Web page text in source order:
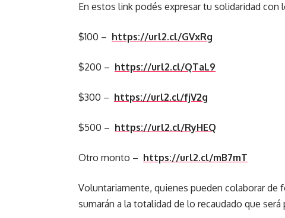
En estos link podés expresar tu solidaridad con
$100 – https://url2.cl/GVxRg
$200 – https://url2.cl/QTaL9
$300 – https://url2.cl/fjV2g
$500 – https://url2.cl/RyHEQ
Otro monto – https://url2.cl/mB7mT
Voluntariamente, quienes pueden colaborar de
sumarán a la totalidad de lo recaudado que